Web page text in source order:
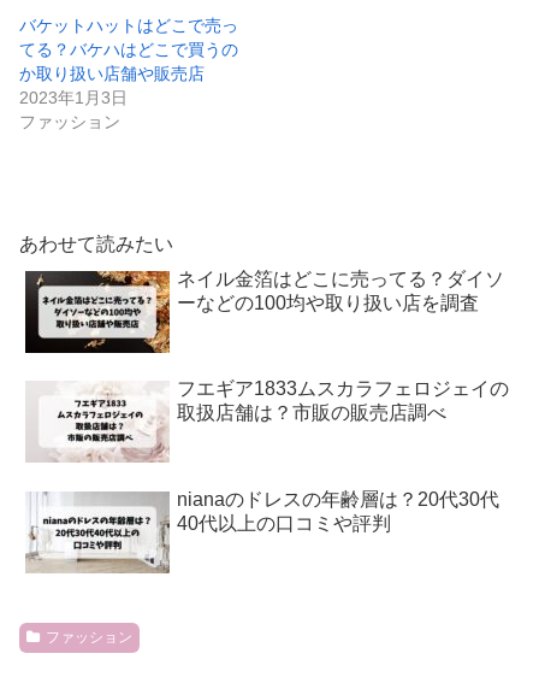
バケットハットはどこで売っ
てる？バケハはどこで買うの
か取り扱い店舗や販売店
2023年1月3日
ファッション
あわせて読みたい
ネイル金箔はどこに売ってる？ダイソ
ーなどの100均や取り扱い店を調査
フエギア1833ムスカラフェロジェイの
取扱店舗は？市販の販売店調べ
nianaのドレスの年齢層は？20代30代
40代以上の口コミや評判
ファッション